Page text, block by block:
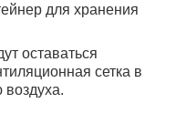
для хранения
оставаться
сетка в
воздуха.